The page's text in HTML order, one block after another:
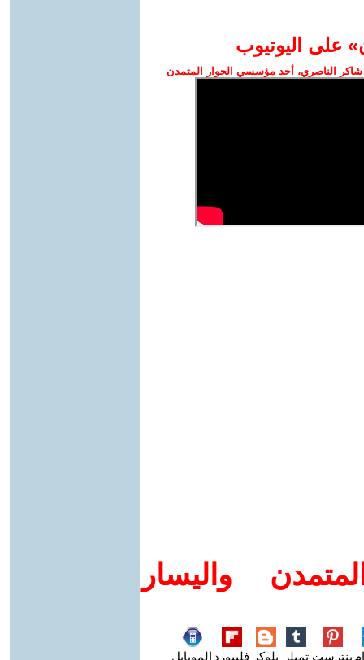
على اليوتيوب
الناصري، أحد مؤسسي الحوار المتمدن
واليسار
بنترست تمبلر بلوكر فليبورد الموبايل